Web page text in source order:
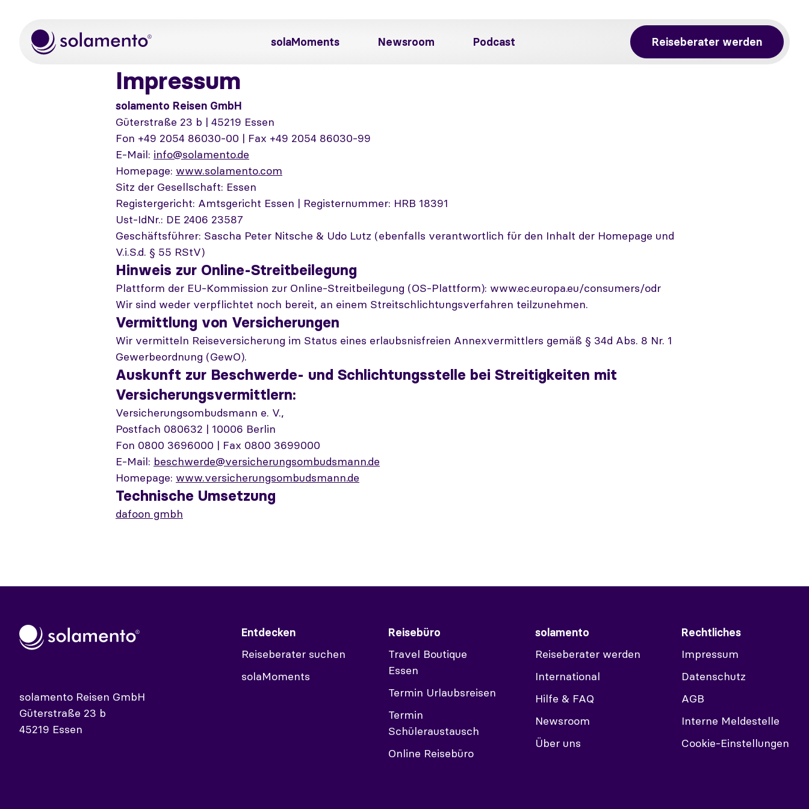
solaMoments Newsroom Podcast Reiseberater werden
Impressum
solamento Reisen GmbH
Güterstraße 23 b | 45219 Essen
Fon +49 2054 86030-00 | Fax +49 2054 86030-99
E-Mail: info@solamento.de
Homepage: www.solamento.com
Sitz der Gesellschaft: Essen
Registergericht: Amtsgericht Essen | Registernummer: HRB 18391
Ust-IdNr.: DE 2406 23587
Geschäftsführer: Sascha Peter Nitsche & Udo Lutz (ebenfalls verantwortlich für den Inhalt der Homepage und
V.i.S.d. § 55 RStV)
Hinweis zur Online-Streitbeilegung
Plattform der EU-Kommission zur Online-Streitbeilegung (OS-Plattform): www.ec.europa.eu/consumers/odr
Wir sind weder verpflichtet noch bereit, an einem Streitschlichtungsverfahren teilzunehmen.
Vermittlung von Versicherungen
Wir vermitteln Reiseversicherung im Status eines erlaubsnisfreien Annexvermittlers gemäß § 34d Abs. 8 Nr. 1
Gewerbeordnung (GewO).
Auskunft zur Beschwerde- und Schlichtungsstelle bei Streitigkeiten mit
Versicherungsvermittlern:
Versicherungsombudsmann e. V.,
Postfach 080632 | 10006 Berlin
Fon 0800 3696000 | Fax 0800 3699000
E-Mail: beschwerde@versicherungsombudsmann.de
Homepage: www.versicherungsombudsmann.de
Technische Umsetzung
dafoon gmbh
solamento Reisen GmbH
Güterstraße 23 b
45219 Essen
Entdecken
Reiseberater suchen
solaMoments
Reisebüro
Travel Boutique
Essen
Termin Urlaubsreisen
Termin
Schüleraustausch
Online Reisebüro
solamento
Reiseberater werden
International
Hilfe & FAQ
Newsroom
Über uns
Rechtliches
Impressum
Datenschutz
AGB
Interne Meldestelle
Cookie-Einstellungen